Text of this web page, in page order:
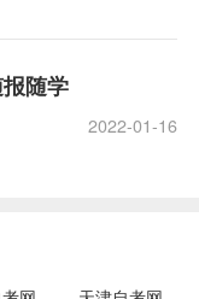
随学
2022-01-16